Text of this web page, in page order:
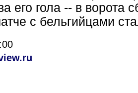
его гола -- в ворота
с бельгийцами